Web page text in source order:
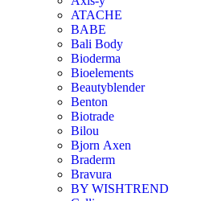
ATACHE
BABE
Bali Body
Bioderma
Bioelements
Beautyblender
Benton
Biotrade
Bilou
Bjorn Аxen
Braderm
Bravura
BY WISHTREND